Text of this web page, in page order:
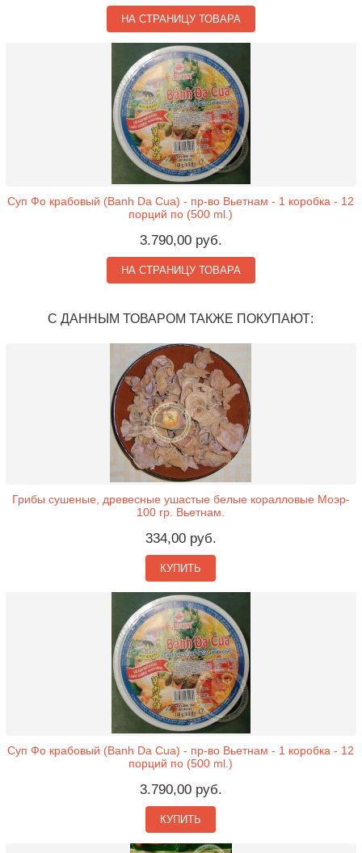
НА СТРАНИЦУ ТОВАРА
Суп Фо крабовый (Banh Da Cua) - пр-во Вьетнам - 1 коробка - 12
порций по (500 ml.)
3.790,00 руб.
НА СТРАНИЦУ ТОВАРА
С ДАННЫМ ТОВАРОМ ТАКЖЕ ПОКУПАЮТ:
Грибы сушеные, древесные ушастые белые коралловые Моэр-
100 гр. Вьетнам.
334,00 руб.
КУПИТЬ
Суп Фо крабовый (Banh Da Cua) - пр-во Вьетнам - 1 коробка - 12
порций по (500 ml.)
3.790,00 руб.
КУПИТЬ